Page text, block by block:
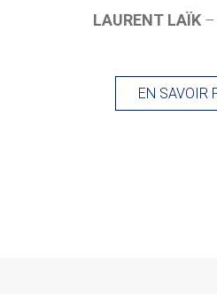
LAURENT LAÏK –
EN SAVOIR